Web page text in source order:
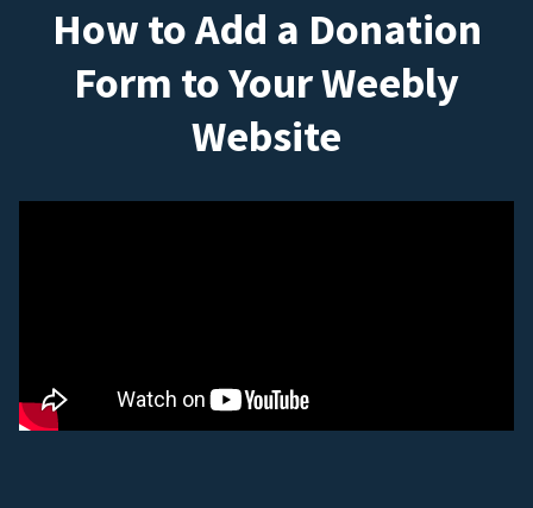
How to Add a Donation
Form to Your Weebly
Website